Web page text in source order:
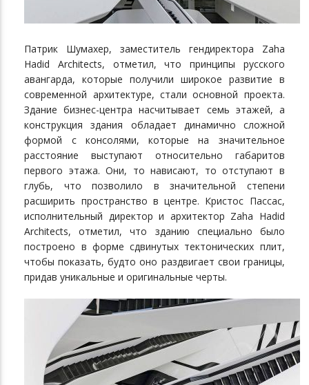
Патрик Шумахер, заместитель гендиректора Zaha
Hadid Architects, отметил, что принципы русского
авангарда, которые получили широкое развитие в
современной архитектуре, стали основной проекта.
Здание бизнес-центра насчитывает семь этажей, а
конструкция здания обладает динамично сложной
формой с консолями, которые на значительное
расстояние выступают относительно габаритов
первого этажа. Они, то нависают, то отступают в
глубь, что позволило в значительной степени
расширить пространство в центре. Кристос Пассас,
исполнительный директор и архитектор Zaha Hadid
Architects, отметил, что зданию специально было
построено в форме сдвинутых тектонических плит,
чтобы показать, будто оно раздвигает свои границы,
придав уникальные и оригинальные черты.